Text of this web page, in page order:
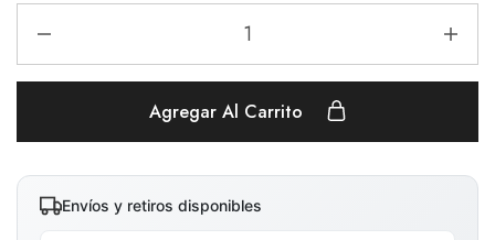
Agregar Al Carrito
Envíos y retiros disponibles